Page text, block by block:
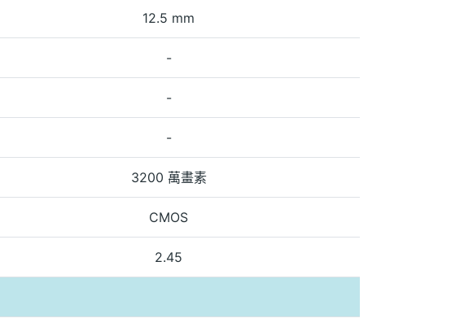
12.5 mm
-
-
-
3200 萬畫素
CMOS
2.45